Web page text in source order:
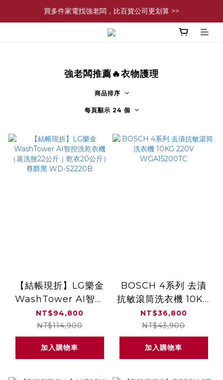
買多件家電找強老闆，比百貨公司更划算 >>
買多件家電找強老闆，比百貨公司更划算 >>
官網現金轉帳優惠 結帳輸【YHH02】再享2%優惠
強老闆推薦🔥衣物護理
商品排序
每頁顯示 24 個
【結帳現折】LG樂金
WashTower AI智控
洗乾衣機（蒸洗脫22
公斤｜乾衣20公斤）
尊爵黑 WD-S2220B
NT$94,800
NT$114,900
加入購物車
BOSCH 4系列 去漬
抗敏滾筒洗衣機 10KG
220V WGA15200TC
NT$36,800
NT$43,900
加入購物車